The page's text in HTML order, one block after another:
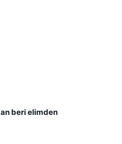
beri elimden